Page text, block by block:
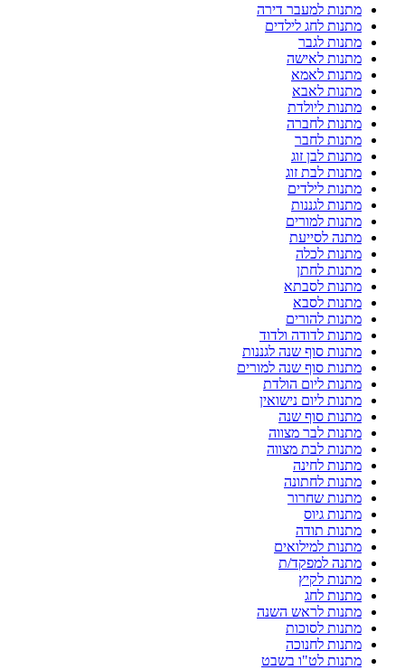
מתנות למעבר דירה
מתנות לחג לילדים
מתנות לגבר
מתנות לאישה
מתנות לאמא
מתנות לאבא
מתנות ליולדת
מתנות לחברה
מתנות לחבר
מתנות לבן זוג
מתנות לבת זוג
מתנות לילדים
מתנות לגננות
מתנות למורים
מתנה לסייעת
מתנות לכלה
מתנות לחתן
מתנות לסבתא
מתנות לסבא
מתנות להורים
מתנות לדודה ולדוד
מתנות סוף שנה לגננות
מתנות סוף שנה למורים
מתנות ליום הולדת
מתנות ליום נישואין
מתנות סוף שנה
מתנות לבר מצווה
מתנות לבת מצווה
מתנות לחינה
מתנות לחתונה
מתנות שחרור
מתנות גיוס
מתנות תודה
מתנות למילואים
מתנה למפקד/ת
מתנות לקיץ
מתנות לחג
מתנות לראש השנה
מתנות לסוכות
מתנות לחנוכה
מתנות לט"ו בשבט